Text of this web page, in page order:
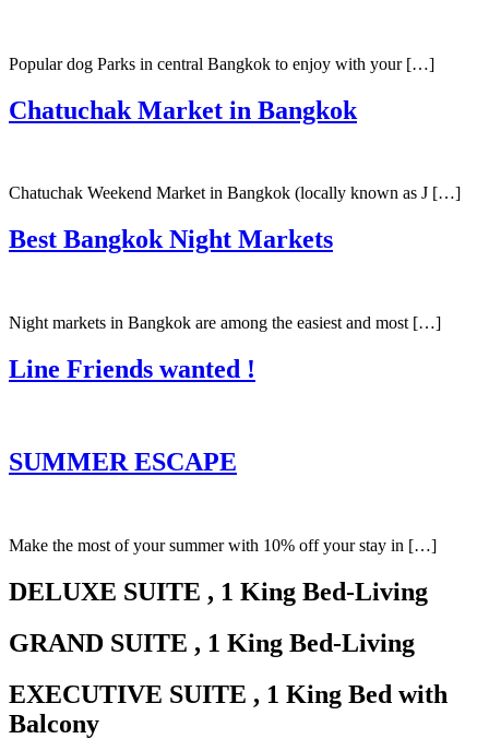
Popular dog Parks in central Bangkok to enjoy with your […]
Chatuchak Market in Bangkok
Chatuchak Weekend Market in Bangkok (locally known as J […]
Best Bangkok Night Markets
Night markets in Bangkok are among the easiest and most […]
Line Friends wanted !
SUMMER ESCAPE
Make the most of your summer with 10% off your stay in […]
DELUXE SUITE , 1 King Bed-Living
GRAND SUITE , 1 King Bed-Living
EXECUTIVE SUITE , 1 King Bed with
Balcony